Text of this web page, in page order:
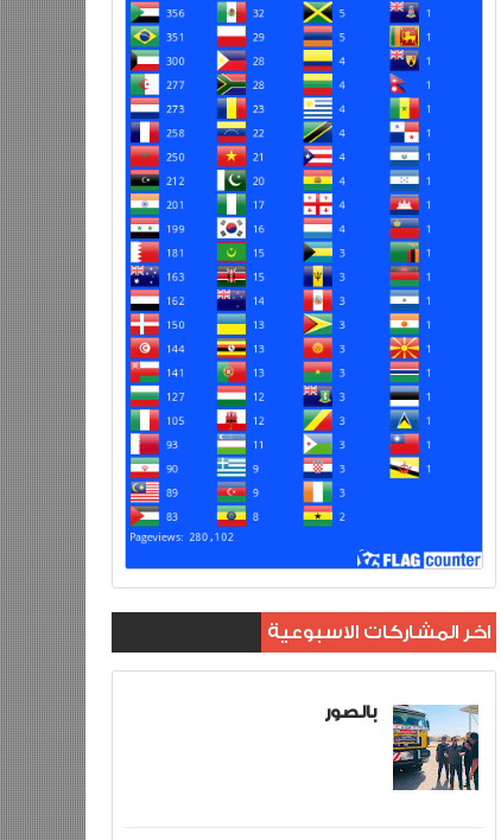
اخر المشاركات الاسبوعية
بالصور